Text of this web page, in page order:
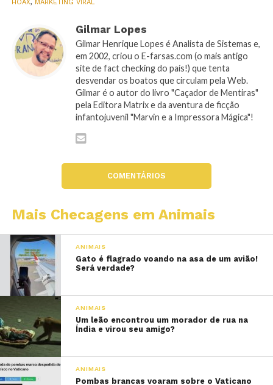
HOAX, MARKETING VIRAL
Gilmar Lopes
Gilmar Henrique Lopes é Analista de Sistemas e,
em 2002, criou o E-farsas.com (o mais antigo
site de fact checking do país!) que tenta
desvendar os boatos que circulam pela Web.
Gilmar é o autor do livro "Caçador de Mentiras"
pela Editora Matrix e da aventura de ficção
infantojuvenil "Marvin e a Impressora Mágica"!
COMENTÁRIOS
Mais Checagens em Animais
ANIMAIS
Gato é flagrado voando na asa de um avião!
Será verdade?
ANIMAIS
Um leão encontrou um morador de rua na
Índia e virou seu amigo?
ANIMAIS
Pombas brancas voaram sobre o Vaticano